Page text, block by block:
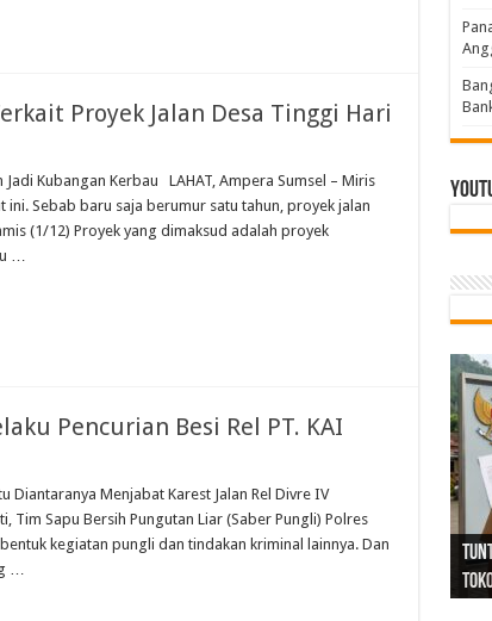
Proyek Jalan Desa Tinggi Hari
Kubangan Kerbau LAHAT, Ampera Sumsel – Miris
Sebab baru saja berumur satu tahun, proyek jalan
(1/12) Proyek yang dimaksud adalah proyek
…
Pencurian Besi Rel PT. KAI
Diantaranya Menjabat Karest Jalan Rel Divre IV
Tim Sapu Bersih Pungutan Liar (Saber Pungli) Polres
kegiatan pungli dan tindakan kriminal lainnya. Dan
…